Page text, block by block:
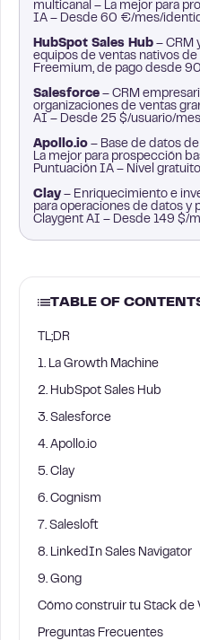
multicanal – La mejor para
IA – Desde 60 €/mes/
HubSpot Sales Hub – CRM
equipos de ventas nativos
Freemium, de pago desde
Salesforce – CRM
organizaciones de ventas
AI – Desde 25 $/usuario/mes
Apollo.io – Base de datos
La mejor para prospección
Puntuación IA – Nivel
Clay – Enriquecimiento e
para operaciones de datos y
Claygent AI – Desde 149 $/
TABLE OF
TL;DR
1. La Growth Machine
2. HubSpot Sales Hub
3. Salesforce
4. Apollo.io
5. Clay
6. Cognism
7. Salesloft
8. LinkedIn Sales Navigator
9. Gong
Cómo construir tu Stack de
Preguntas Frecuentes